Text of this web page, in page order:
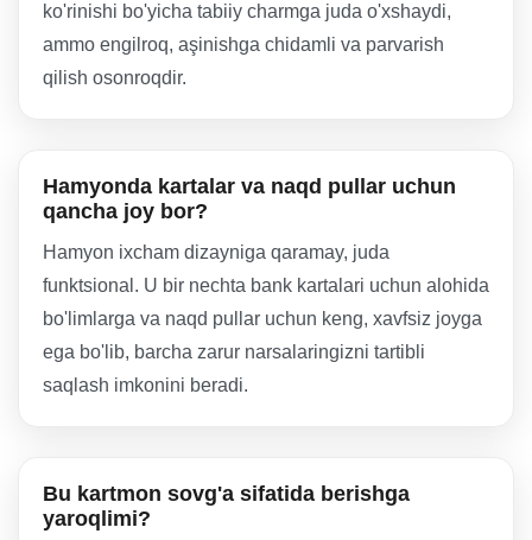
ko'rinishi bo'yicha tabiiy charmga juda o'xshaydi,
ammo engilroq, aşinishga chidamli va parvarish
qilish osonroqdir.
Hamyonda kartalar va naqd pullar uchun
qancha joy bor?
Hamyon ixcham dizayniga qaramay, juda
funktsional. U bir nechta bank kartalari uchun alohida
bo'limlarga va naqd pullar uchun keng, xavfsiz joyga
ega bo'lib, barcha zarur narsalaringizni tartibli
saqlash imkonini beradi.
Bu kartmon sovg'a sifatida berishga
yaroqlimi?